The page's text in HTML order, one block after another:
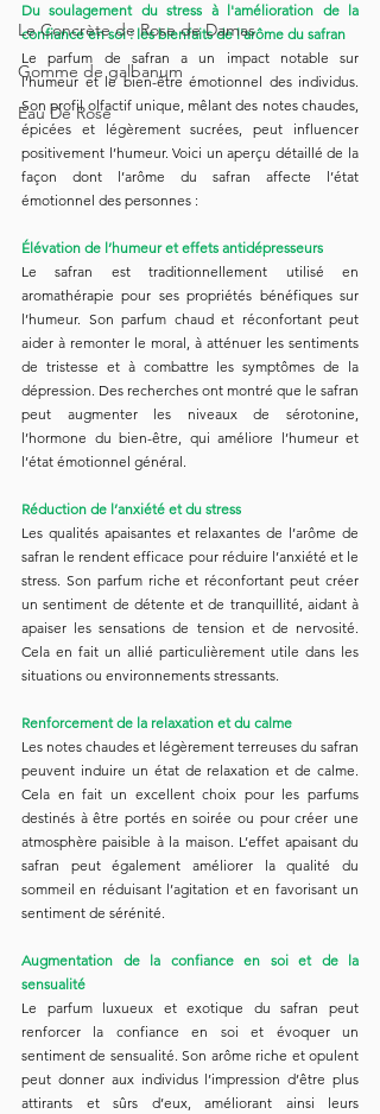
Le Concrète de Rose de Damas
Gomme de galbanum
Eau De Rose
Du soulagement du stress à l'amélioration de la
confiance en soi : les bienfaits de l'arôme du safran
Le parfum de safran a un impact notable sur
l’humeur et le bien-être émotionnel des individus.
Son profil olfactif unique, mêlant des notes chaudes,
épicées et légèrement sucrées, peut influencer
positivement l’humeur. Voici un aperçu détaillé de la
façon dont l’arôme du safran affecte l’état
émotionnel des personnes :
Élévation de l’humeur et effets antidépresseurs
Le safran est traditionnellement utilisé en
aromathérapie pour ses propriétés bénéfiques sur
l’humeur. Son parfum chaud et réconfortant peut
aider à remonter le moral, à atténuer les sentiments
de tristesse et à combattre les symptômes de la
dépression. Des recherches ont montré que le safran
peut augmenter les niveaux de sérotonine,
l’hormone du bien-être, qui améliore l’humeur et
l’état émotionnel général.
Réduction de l’anxiété et du stress
Les qualités apaisantes et relaxantes de l’arôme de
safran le rendent efficace pour réduire l’anxiété et le
stress. Son parfum riche et réconfortant peut créer
un sentiment de détente et de tranquillité, aidant à
apaiser les sensations de tension et de nervosité.
Cela en fait un allié particulièrement utile dans les
situations ou environnements stressants.
Renforcement de la relaxation et du calme
Les notes chaudes et légèrement terreuses du safran
peuvent induire un état de relaxation et de calme.
Cela en fait un excellent choix pour les parfums
destinés à être portés en soirée ou pour créer une
atmosphère paisible à la maison. L’effet apaisant du
safran peut également améliorer la qualité du
sommeil en réduisant l’agitation et en favorisant un
sentiment de sérénité.
Augmentation de la confiance en soi et de la
sensualité
Le parfum luxueux et exotique du safran peut
renforcer la confiance en soi et évoquer un
sentiment de sensualité. Son arôme riche et opulent
peut donner aux individus l’impression d’être plus
attirants et sûrs d’eux, améliorant ainsi leurs